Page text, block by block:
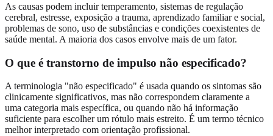
As causas podem incluir temperamento, sistemas de regulação
cerebral, estresse, exposição a trauma, aprendizado familiar e social,
problemas de sono, uso de substâncias e condições coexistentes de
saúde mental. A maioria dos casos envolve mais de um fator.
O que é transtorno de impulso não especificado?
A terminologia "não especificado" é usada quando os sintomas são
clinicamente significativos, mas não correspondem claramente a
uma categoria mais específica, ou quando não há informação
suficiente para escolher um rótulo mais estreito. É um termo técnico
melhor interpretado com orientação profissional.